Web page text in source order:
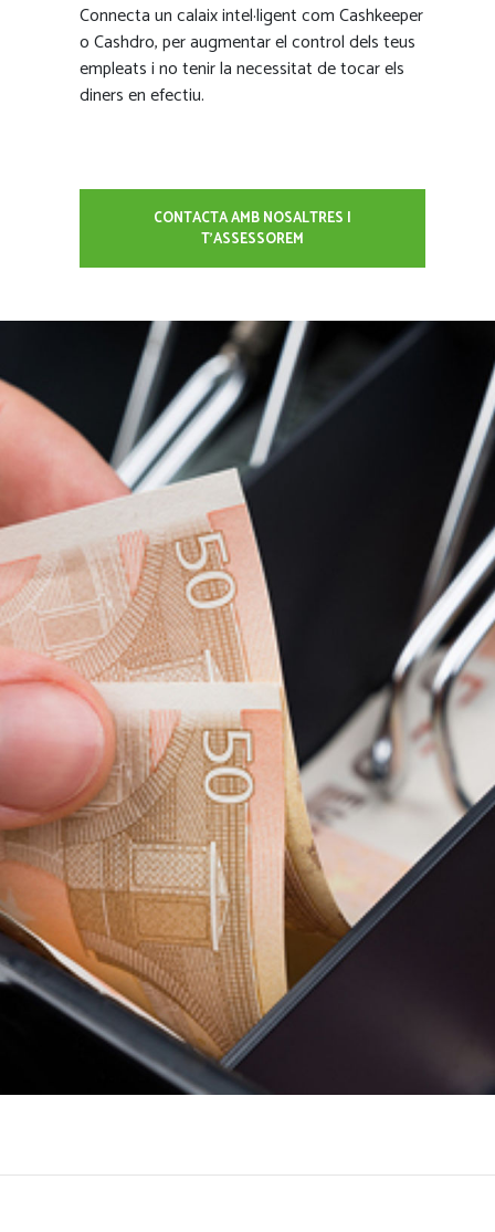
Connecta un calaix intel·ligent com Cashkeeper
o Cashdro, per augmentar el control dels teus
empleats i no tenir la necessitat de tocar els
diners en efectiu.
CONTACTA AMB NOSALTRES I
T'ASSESSOREM